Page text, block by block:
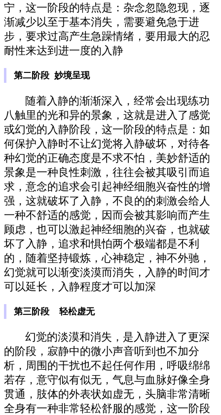
宁，这一阶段的特点是：杂念忽隐忽现，逐
渐减少以至于基本消失，需要避免急于进
步，要求过高产生急躁情绪，要用最大的忍
耐性来达到进一度的入静
第二阶段 妙境呈现
随着入静的渐渐深入，经常会出现练功
八触里的光和异的景象，这就是进入了感觉
或幻觉的入静阶段，这一阶段的特点是：如
何保护入静时不让幻觉将入静破坏，对待各
种幻觉的正确态度是不求不怕，美妙舒适的
景象是一种良性刺激，往往会被其吸引而追
求，意念的追求会引起神经细胞兴奋性的增
强，这就破坏了入静，不良的的刺激会给人
一种不舒适的感觉，因而会被其影响而产生
顾虑，也可以激起神经细胞的兴奋，也就破
坏了入静，追求和惧怕两个极端都是不利
的，随着坚持锻炼，心神稳定，神不外驰，
幻觉就可以渐变淡漠而消失，入静的时间才
可以延长，入静程度才可以加深
第三阶段 轻松虚无
幻觉的淡漠和消失，是入静进入了更深
的阶段，寂静中的微小声音听到也不加分
析，周围的干扰也不起任何作用，呼吸绵绵
若存，意守似有似无，气息与血脉好像全身
贯通，肢体的外表状如虚无，头脑非常清晰
全身有一种非常轻松舒服的感觉，这一阶段